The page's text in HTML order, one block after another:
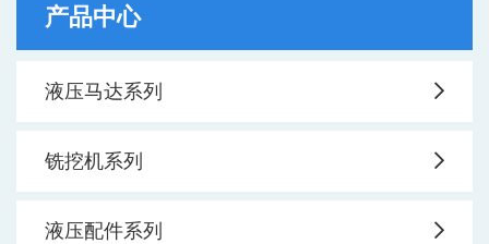
产品中心
液压马达系列
铣挖机系列
液压配件系列